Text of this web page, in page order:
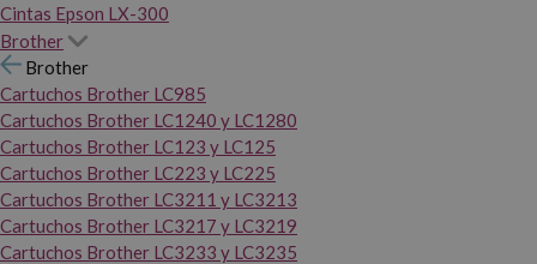
Cintas Epson LX-300
Brother
Brother
Cartuchos Brother LC985
Cartuchos Brother LC1240 y LC1280
Cartuchos Brother LC123 y LC125
Cartuchos Brother LC223 y LC225
Cartuchos Brother LC3211 y LC3213
Cartuchos Brother LC3217 y LC3219
Cartuchos Brother LC3233 y LC3235